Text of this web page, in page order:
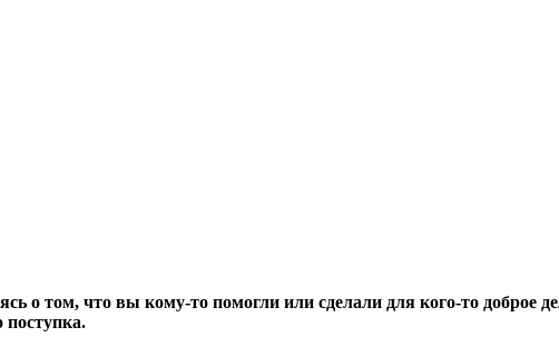
о том, что вы кому-то помогли или сделали для кого-то доброе
поступка.